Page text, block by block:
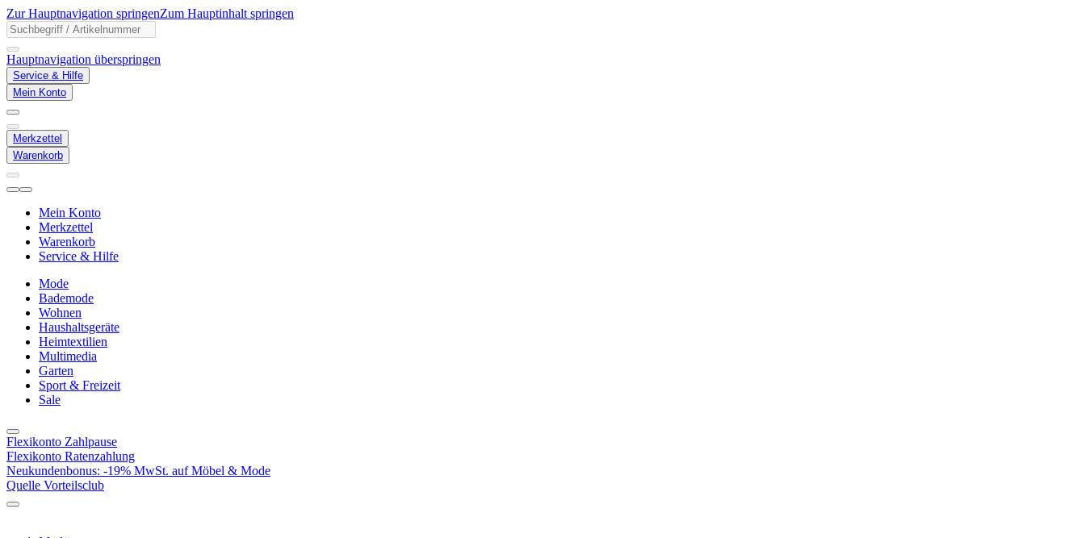
Zur Hauptnavigation springenZum Hauptinhalt springen
Hauptnavigation überspringen
Service & Hilfe
Mein Konto
Merkzettel
Warenkorb
Mein Konto
Merkzettel
Warenkorb
Service & Hilfe
Mode
Bademode
Wohnen
Haushaltsgeräte
Heimtextilien
Multimedia
Garten
Sport & Freizeit
Sale
Flexikonto Zahlpause
Flexikonto Ratenzahlung
Neukundenbonus: -19% MwSt. auf Möbel & Mode
Quelle Vorteilsclub